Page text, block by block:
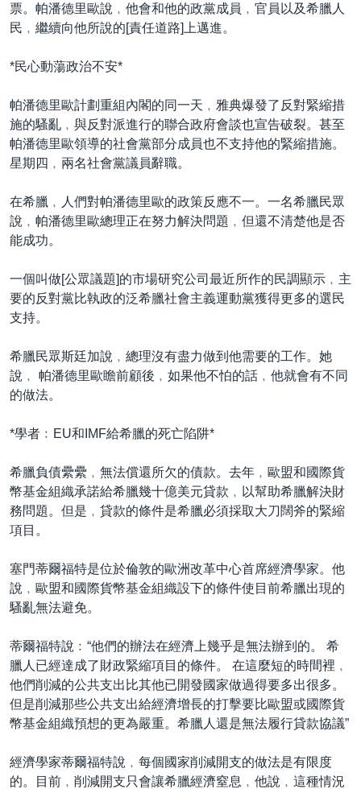
票。帕潘德里歐說﹐他會和他的政黨成員﹐官員以及希臘人
民﹐繼續向他所說的[責任道路]上邁進。
*民心動蕩政治不安*
帕潘德里歐計劃重組內閣的同一天﹐雅典爆發了反對緊縮措
施的騷亂﹐與反對派進行的聯合政府會談也宣告破裂。甚至
帕潘德里歐領導的社會黨部分成員也不支持他的緊縮措施。
星期四﹐兩名社會黨議員辭職。
在希臘﹐人們對帕潘德里歐的政策反應不一。一名希臘民眾
說﹐帕潘德里歐總理正在努力解決問題﹐但還不清楚他是否
能成功。
一個叫做[公眾議題]的市場研究公司最近所作的民調顯示﹐主
要的反對黨比執政的泛希臘社會主義運動黨獲得更多的選民
支持。
希臘民眾斯廷加說﹐總理沒有盡力做到他需要的工作。她
說﹐ 帕潘德里歐瞻前顧後﹐如果他不怕的話﹐他就會有不同
的做法。
*學者﹕EU和IMF給希臘的死亡陷阱*
希臘負債纍纍﹐無法償還所欠的債款。去年﹐歐盟和國際貨
幣基金組織承諾給希臘幾十億美元貸款﹐以幫助希臘解決財
務問題。但是﹐貸款的條件是希臘必須採取大刀闊斧的緊縮
項目。
塞門蒂爾福特是位於倫敦的歐洲改革中心首席經濟學家。他
說﹐歐盟和國際貨幣基金組織設下的條件使目前希臘出現的
騷亂無法避免。
蒂爾福特說﹕“他們的辦法在經濟上幾乎是無法辦到的。 希
臘人已經達成了財政緊縮項目的條件。 在這麼短的時間裡﹐
他們削減的公共支出比其他已開發國家做過得要多出很多。
但是削減那些公共支出給經濟增長的打擊要比歐盟或國際貨
幣基金組織預想的更為嚴重。希臘人還是無法履行貸款協議”
經濟學家蒂爾福特說﹐每個國家削減開支的做法是有限度
的。目前﹐削減開支只會讓希臘經濟窒息﹐他說﹐這種情況